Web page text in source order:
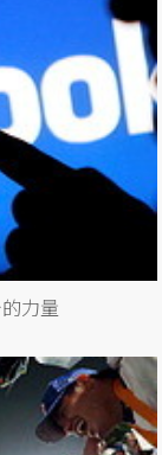
力量